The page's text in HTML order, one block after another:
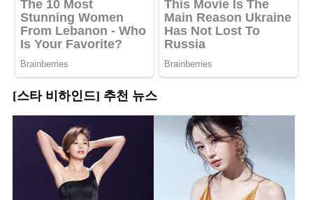
[스타 비하인드] 추천 뉴스